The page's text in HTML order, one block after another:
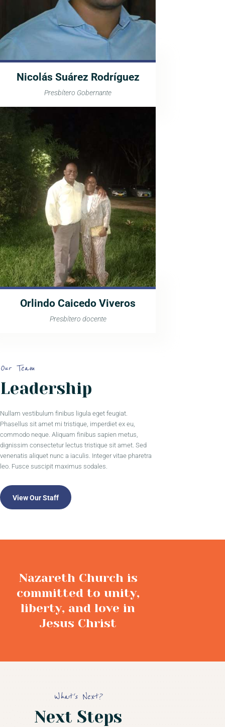
Nicolás Suárez Rodríguez
Presbítero Gobernante
Orlindo Caicedo Viveros
Presbítero docente
Our Team
Leadership
Nullam vestibulum finibus ligula eget feugiat.
Phasellus sit amet mi tristique, imperdiet ex eu,
commodo neque. Aliquam finibus sapien metus,
dignissim consectetur lectus tristique sit amet. Sed
venenatis aliquet nunc a iaculis. Integer vitae pharetra
leo. Fusce suscipit maximus sodales.
View Our Staff
Nazareth Church is
committed to unity,
liberty, and love in
Jesus Christ
What's Next?
Next Steps